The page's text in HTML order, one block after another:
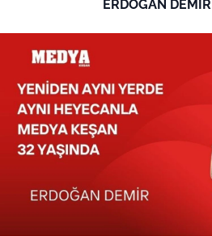
ERDOĞAN DEMIR
SAĞLIK
EĞİTİM
TARIM VE HAYVANCILIK
KÜLTÜR SANAT